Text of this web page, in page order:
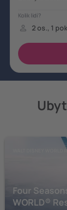
WALT DISNEY WORLD
Four
WORLD®